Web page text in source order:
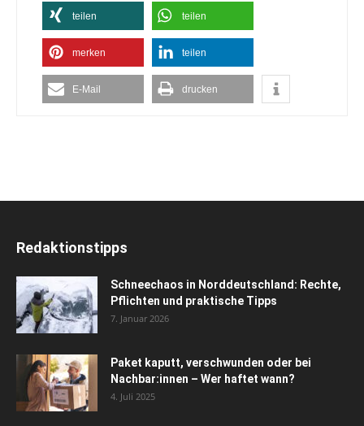
teilen teilen
merken teilen
E-Mail drucken
Redaktionstipps
Schneechaos in Norddeutschland: Rechte,
Pflichten und praktische Tipps
7. Januar 2026
Paket kaputt, verschwunden oder bei
Nachbar:innen – Wer haftet wann?
4. Juli 2025